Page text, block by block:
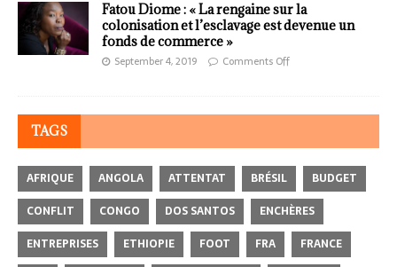
Fatou Diome : « La rengaine sur la
colonisation et l’esclavage est devenue un
fonds de commerce »
September 4, 2019 Comments Off
TAGS
AFRIQUE ANGOLA ATTENTAT BRÉSIL
BUDGET
CONFLIT
CONGO DOS SANTOS
ENCHÈRES
ENTREPRISES
ETHIOPIE FOOT FRA
FRANCE